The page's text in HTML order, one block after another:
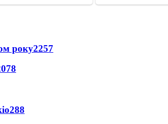
року2257
288